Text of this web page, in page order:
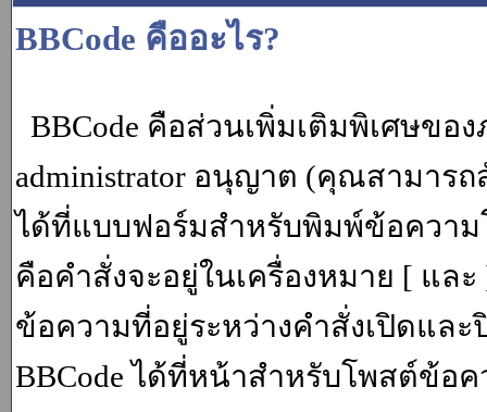
BBCode คืออะไร?
BBCode คือส่วนเพิ่มเติมพิเศษขอ
administrator อนุญาต (คุณสามาร
ได้ที่แบบฟอร์มสำหรับพิมพ์ข้อความ
คือคำสั่งจะอยู่ในเครื่องหมาย [ แล
ข้อความที่อยู่ระหว่างคำสั่งเปิดแล
BBCode ได้ที่หน้าสำหรับโพสต์ข้อค